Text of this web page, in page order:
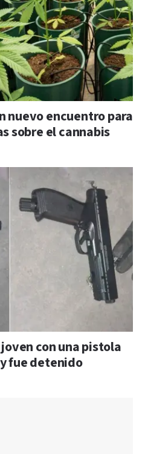
nuevo encuentro para
sobre el cannabis
con una pistola
fue detenido